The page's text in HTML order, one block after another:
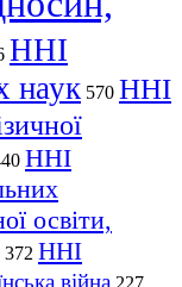
ННІ
наук 570 ННІ
ННІ
освіти,
372 ННІ
війна 227